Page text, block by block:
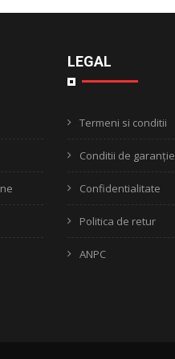
LEGAL
Termeni si conditii
Conditii de garanție
Confidentialitate
Politica de retur
ANPC